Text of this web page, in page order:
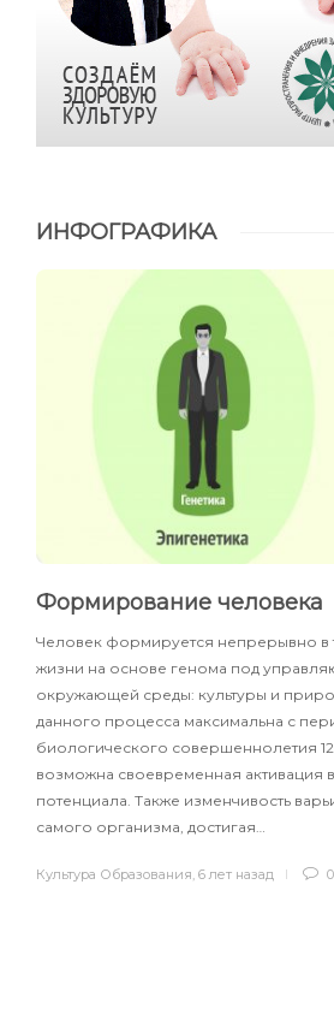
ИНФОГРАФИКА
Формирование человека
Человек формируется непрерывно в
жизни на основе генома под
окружающей среды: культуры и
данного процесса максимальна с
биологического совершеннолетия
возможна своевременная активация
потенциала. Также изменчивость
самого организма, достигая…
Культура Образования 6 лет назад 0